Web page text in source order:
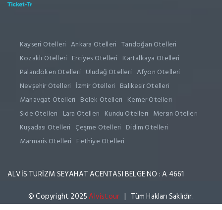
Kayseri Otelleri Ankara Otelleri Tandoğan Otelleri
Kozaklı Otelleri Erciyes Otelleri Kartalkaya Otelleri
Palandöken Otelleri Uludağ Otelleri Afyon Otelleri
Nevşehir Otelleri İzmir Otelleri Balıkesir Otelleri
Manavgat Otelleri Belek Otelleri Kemer Otelleri
Side Otelleri Lara Otelleri Kundu Otelleri Mersin Otelleri
Kuşadası Otelleri Çeşme Otelleri Didim Otelleri
Marmaris Otelleri Fethiye Otelleri
ALVİS TURİZM SEYAHAT ACENTASI BELGE NO : A 4661
© Copyright 2025Alvistour | Tüm Hakları Saklıdır.